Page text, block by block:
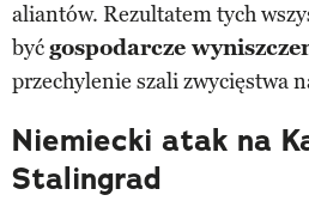
aliantów. Rezultatem tych
byćgospodarcze
przechylenie szali zwycięstwa
Niemiecki atak na
Stalingrad